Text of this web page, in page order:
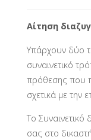
Αίτηση
Υπάρχουν δύο
συναινετικό
πρόθεσης που
σχετικά με την
Το Συναινετικό
σας στο